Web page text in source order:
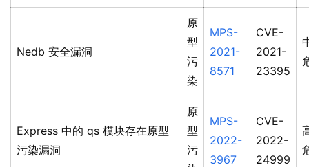
Nedb 安全漏洞
原
型
污
染
MPS-
2021-
8571
CVE-
2021-
23395
Express 中的 qs 模块存在原型
污染漏洞
原
型
污
MPS-
2022-
3967
CVE-
2022-
24999